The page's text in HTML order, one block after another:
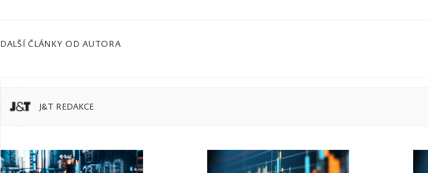
DALŠÍ ČLÁNKY OD AUTORA
J&T REDAKCE